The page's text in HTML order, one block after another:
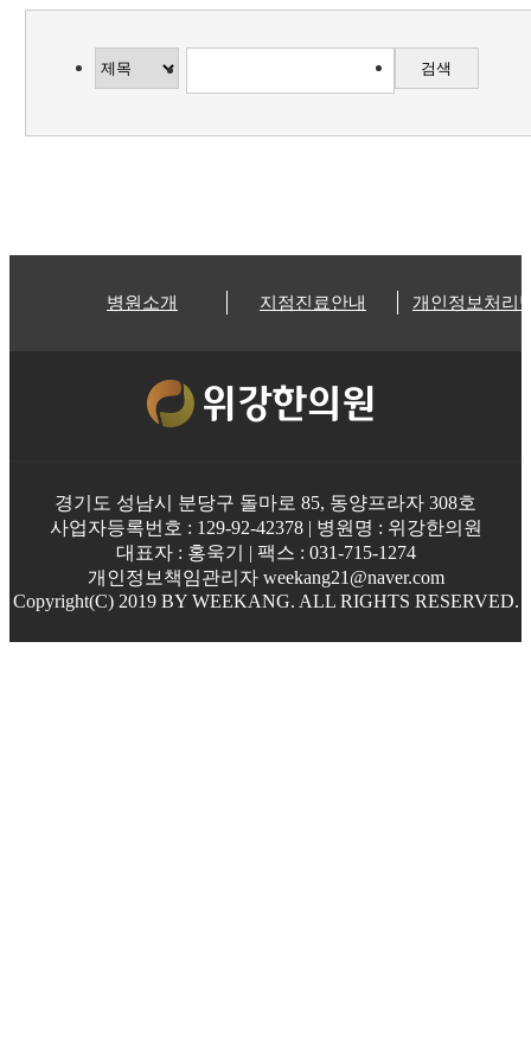
검색
병원소개 지점진료안내 개인정보처리
경기도 성남시 분당구 돌마로 85, 동양프라자 308호
사업자등록번호 : 129-92-42378 | 병원명 : 위강한의원
대표자 : 홍욱기 | 팩스 : 031-715-1274
개인정보책임관리자 weekang21@naver.com
Copyright(C) 2019 BY WEEKANG. ALL RIGHTS RESERVED.